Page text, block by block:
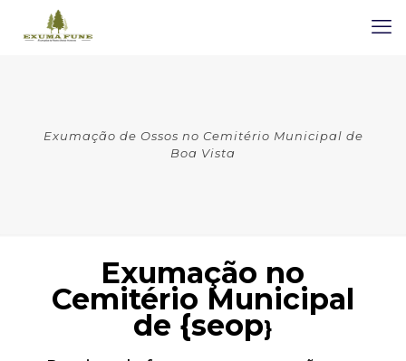
Exumação de Ossos no Cemitério Municipal de
Boa Vista
Exumação no
Cemitério Municipal
de {seop}